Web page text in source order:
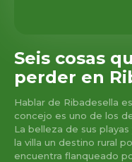
Seis cosas
perder en
Hablar de Ribadesella
concejo es uno de los
La belleza de sus
la villa un destino rural
encuentra flanqueado